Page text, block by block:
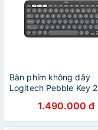
Bàn phím không dây
Logitech Pebble Key 2
1.490.000 đ